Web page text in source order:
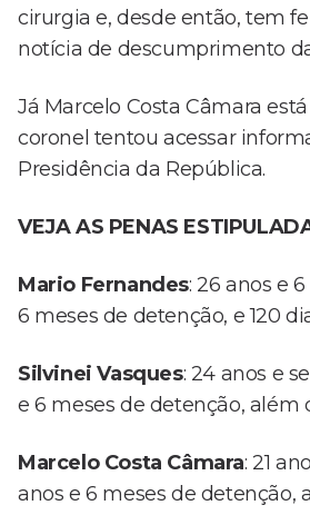
cirurgia e, desde então, tem
notícia de descumprimento
Já Marcelo Costa Câmara
coronel tentou acessar
Presidência da República.
VEJA AS PENAS
Mario Fernandes: 26 anos e
6 meses de detenção, e 120
Silvinei Vasques: 24 anos e
e 6 meses de detenção,
Marcelo Costa Câmara: 21
anos e 6 meses de